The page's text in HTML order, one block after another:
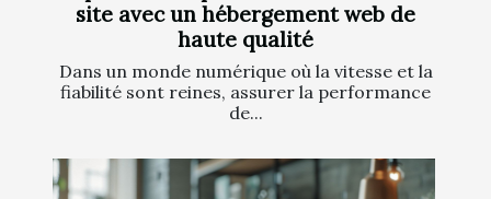
site avec un hébergement web de
haute qualité
Dans un monde numérique où la vitesse et la
fiabilité sont reines, assurer la performance
de...